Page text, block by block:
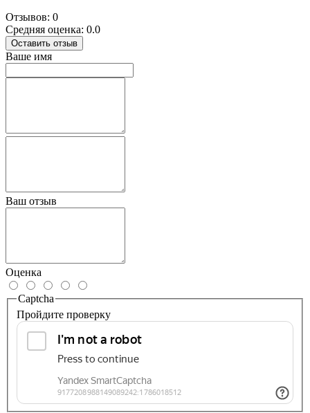
Отзывов: 0
Средняя оценка: 0.0
Оставить отзыв
Ваше имя
Ваш отзыв
Оценка
Captcha
Пройдите проверку